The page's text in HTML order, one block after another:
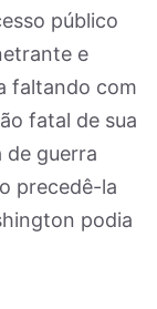
público
e
faltando com
fatal de sua
guerra
precedê-la
podia